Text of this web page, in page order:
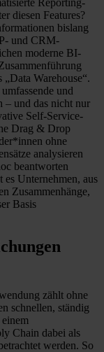
Reporting-
diesen Features?
bislang
und CRM-
moderne BI-
Warehouse“.
und
– und das nicht nur
Self-Service-
Drag & Drop
ohne
analysieren
beantworten
Unternehmen, aus
Zusammenhänge,
Basis
zählt ohne
schnellen, ständig
Chain dabei als
werden. So